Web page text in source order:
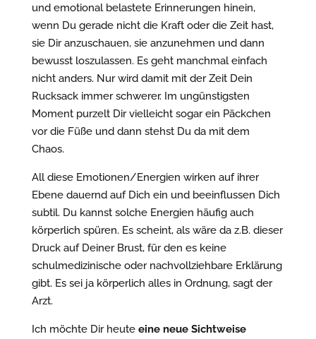
und emotional belastete Erinnerungen hinein,
wenn Du gerade nicht die Kraft oder die Zeit hast,
sie Dir anzuschauen, sie anzunehmen und dann
bewusst loszulassen. Es geht manchmal einfach
nicht anders. Nur wird damit mit der Zeit Dein
Rucksack immer schwerer. Im ungünstigsten
Moment purzelt Dir vielleicht sogar ein Päckchen
vor die Füße und dann stehst Du da mit dem
Chaos.
All diese Emotionen/Energien wirken auf ihrer
Ebene dauernd auf Dich ein und beeinflussen Dich
subtil. Du kannst solche Energien häufig auch
körperlich spüren. Es scheint, als wäre da z.B. dieser
Druck auf Deiner Brust, für den es keine
schulmedizinische oder nachvollziehbare Erklärung
gibt. Es sei ja körperlich alles in Ordnung, sagt der
Arzt.
Ich möchte Dir heute eine neue Sichtweise